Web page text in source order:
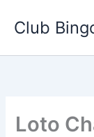
Club
Loto